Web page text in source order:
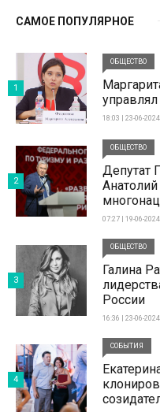
САМОЕ ПОПУЛЯРНОЕ
ОБЩЕСТВО
18:03 | 23-06-2024
1
ОБЩЕСТВО
Депутат
07:27 | 19-06-2024
2
ОБЩЕСТВО
Галина
России
16:36 | 23-06-2024
3
СОБЫТИЯ
4